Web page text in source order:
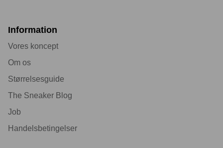
Information
Vores koncept
Om os
Størrelsesguide
The Sneaker Blog
Job
Handelsbetingelser